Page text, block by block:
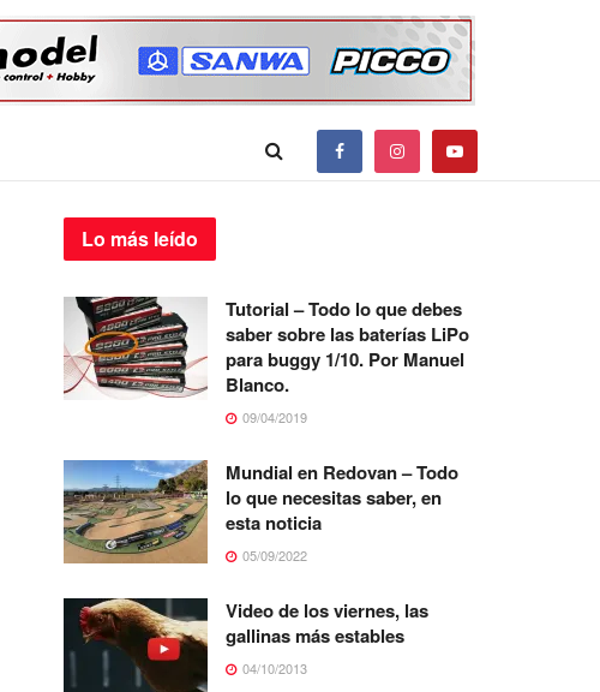
Lo más leído
Tutorial – Todo lo que debes
saber sobre las baterías LiPo
para buggy 1/10. Por Manuel
Blanco.
09/04/2019
Mundial en Redovan – Todo
lo que necesitas saber, en
esta noticia
05/09/2022
Video de los viernes, las
gallinas más estables
04/10/2013